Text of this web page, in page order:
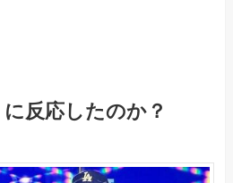
反応したのか？